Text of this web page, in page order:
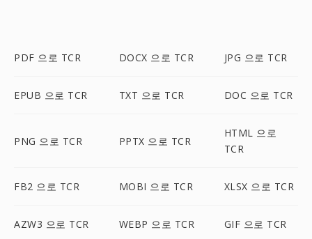
PDF 으로 TCR DOCX 으로 TCR JPG 으로 TCR
EPUB 으로 TCR TXT 으로 TCR DOC 으로 TCR
PNG 으로 TCR PPTX 으로 TCR
HTML 으로
TCR
FB2 으로 TCR MOBI 으로 TCR XLSX 으로 TCR
AZW3 으로 TCR WEBP 으로 TCR GIF 으로 TCR